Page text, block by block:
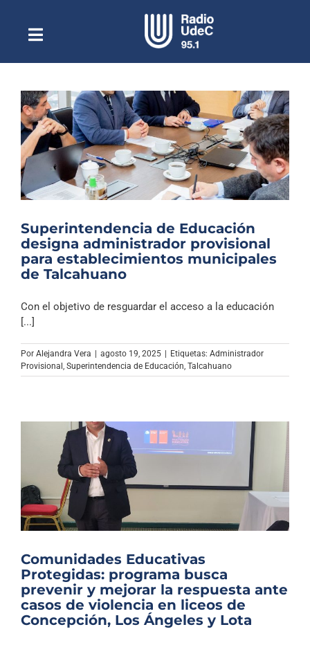
contenidoToggle
NavigationEscuchar Radio UdeC en vivo
Quiénes Somos
Programación
Podcast
Noticias
Columnas
Música Clásica
Superintendencia de Educación
designa administrador provisional
para establecimientos municipales
de Talcahuano
Con el objetivo de resguardar el acceso a la educación
[...]
Por Alejandra Vera | agosto 19, 2025 | Etiquetas: Administrador
Provisional Superintendencia de Educación Talcahuano
Comunidades Educativas
Protegidas: programa busca
prevenir y mejorar la respuesta ante
casos de violencia en liceos de
Concepción, Los Ángeles y Lota